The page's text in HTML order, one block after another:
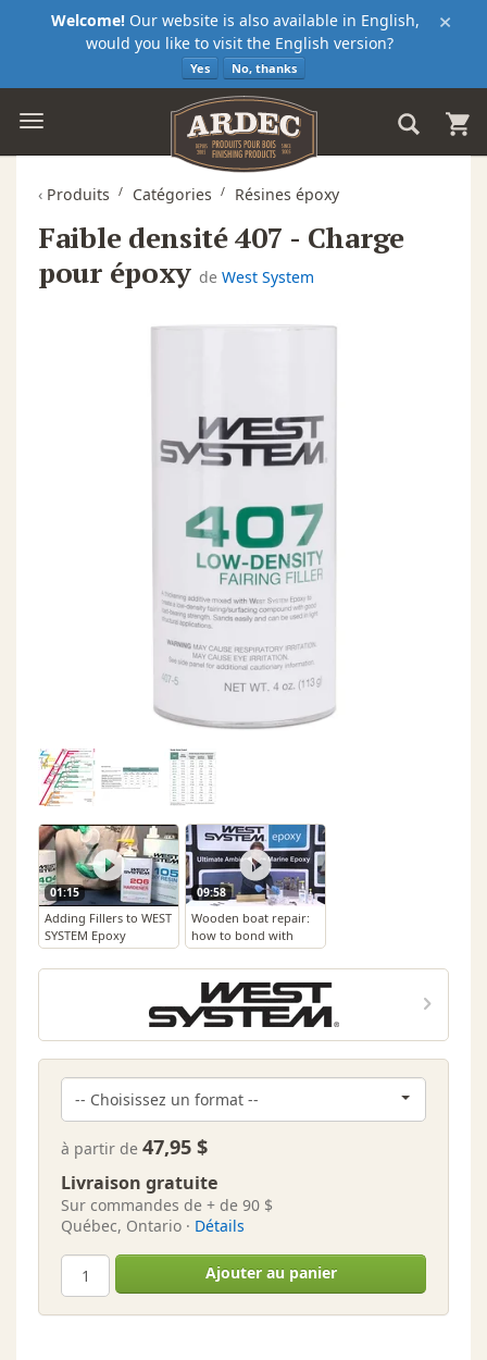
×
Welcome! Our website is also available in English,
would you like to visit the English version?
Yes No, thanks
‹ Produits Catégories Résines époxy
Faible densité 407 - Charge
pour époxy de West System
01:15
Adding Fillers to WEST
SYSTEM Epoxy
09:58
Wooden boat repair:
how to bond with
fillets
à partir de 47,95 $
Livraison gratuite
Sur commandes de + de 90 $
Québec, Ontario · Détails
Ajouter au panier